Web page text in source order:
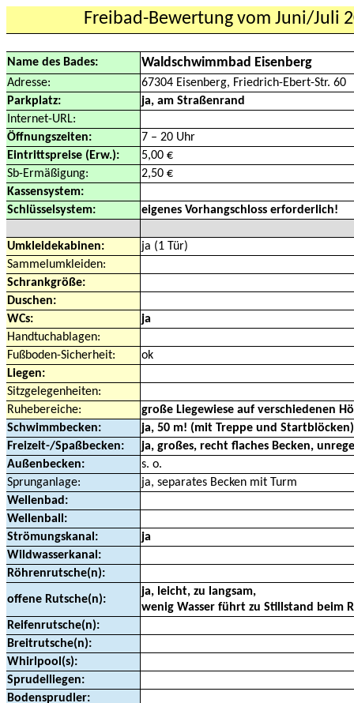
Freibad-Bewertung vom Juni/Juli
Name des Bades: Waldschwimmbad Eisenberg
Adresse:
67304 Eisenberg, Friedrich-Ebert-Str. 60
Parkplatz:
ja, am Straßenrand
Internet-URL:
Öffnungszeiten:
7 – 20 Uhr
Eintrittspreise (Erw.):
5,00 €
Sb-Ermäßigung:
2,50 €
Kassensystem:
Schlüsselsystem:
eigenes Vorhangschloss erforderlich!
Umkleidekabinen:
ja (1 Tür)
Sammelumkleiden:
Schrankgröße:
Duschen:
WCs:
ja
Handtuchablagen:
Fußboden-Sicherheit:
ok
Liegen:
Sitzgelegenheiten:
Ruhebereiche:
große Liegewiese auf verschiedenen
Schwimmbecken:
ja, 50 m! (mit Treppe und Startblöcken)
Freizeit-/Spaßbecken:
ja, großes, recht flaches Becken,
Außenbecken:
s. o.
Sprunganlage:
ja, separates Becken mit Turm
Wellenbad:
Wellenball:
Strömungskanal:
ja
Wildwasserkanal:
Röhrenrutsche(n):
offene Rutsche(n):
ja, leicht, zu langsam,
wenig Wasser führt zu Stillstand beim
Reifenrutsche(n):
Breitrutsche(n):
Whirlpool(s):
Sprudelliegen:
Bodensprudler: